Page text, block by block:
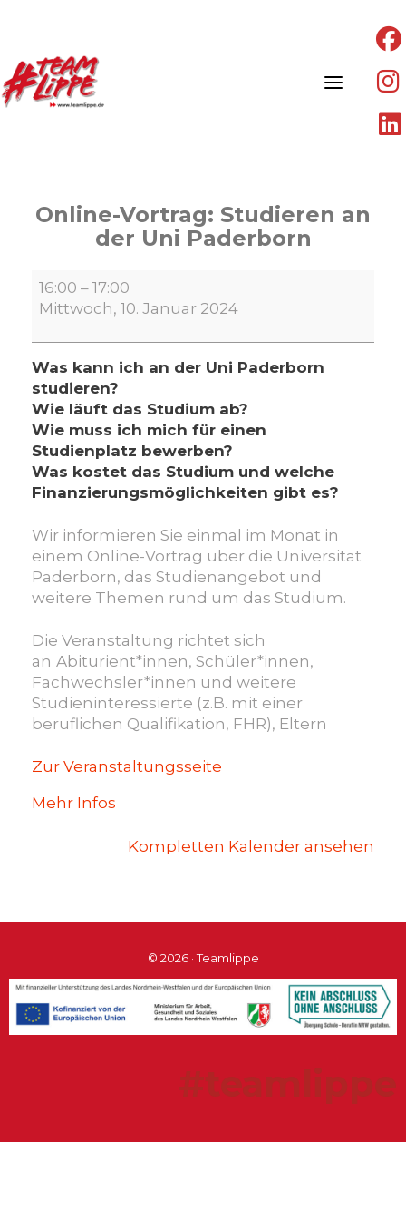
Online-Vortrag: Studieren an
der Uni Paderborn
Online-
Vortrag:
an
der
Uni
Paderborn
16:00 – 17:00
Mittwoch, 10. Januar 2024
Was kann ich an der Uni Paderborn
studieren?
Wie läuft das Studium ab?
Wie muss ich mich für einen
Studienplatz bewerben?
Was kostet das Studium und welche
Finanzierungsmöglichkeiten gibt es?
Wir informieren Sie einmal im Monat in
einem Online-Vortrag über die Universität
Paderborn, das Studienangebot und
weitere Themen rund um das Studium.
Die Veranstaltung richtet sich
an Abiturient*innen, Schüler*innen,
Fachwechsler*innen und weitere
Studieninteressierte (z.B. mit einer
beruflichen Qualifikation, FHR), Eltern
Zur Veranstaltungsseite
Mehr Infos
Kompletten Kalender ansehen
© 2026 · Teamlippe
#teamlippe